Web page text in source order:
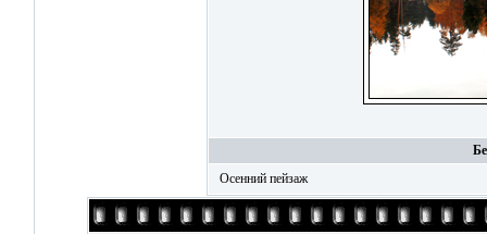
Осенний пейзаж